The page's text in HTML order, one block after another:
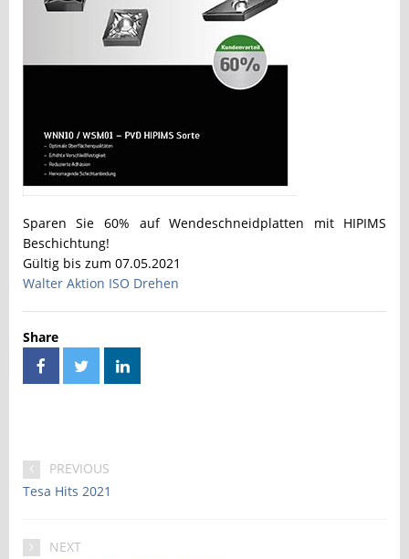
Sparen Sie 60% auf Wendeschneidplatten mit HIPIMS
Beschichtung!
Gültig bis zum 07.05.2021
Walter Aktion ISO Drehen
Share
PREVIOUS
Tesa Hits 2021
NEXT